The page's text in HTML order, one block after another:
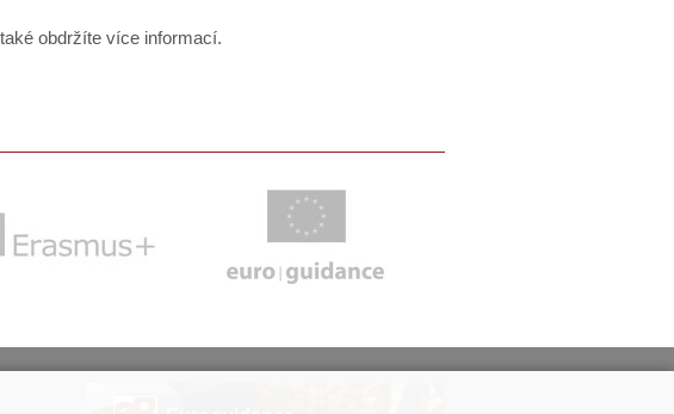
obdržíte více informací.